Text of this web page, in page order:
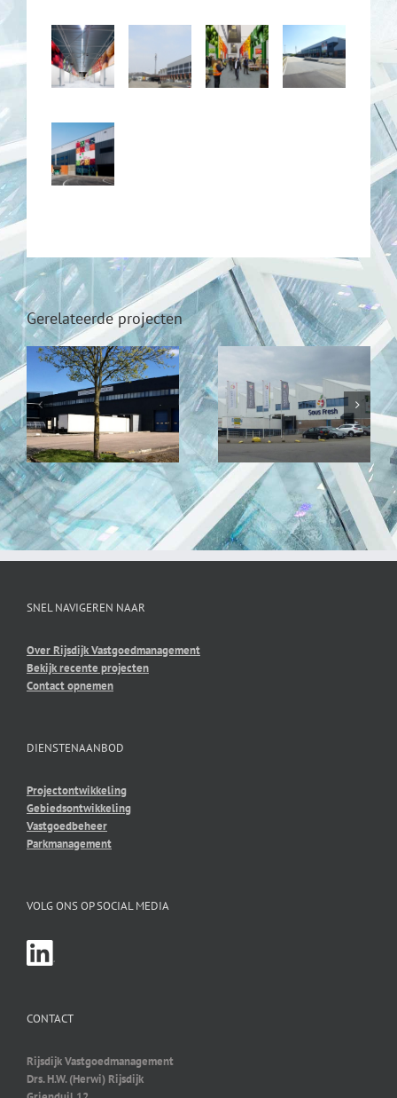
Gerelateerde projecten
BF Venlo
Beleggingen,
Venlo
ABC Westland
SNEL NAVIGEREN NAAR
Over Rijsdijk Vastgoedmanagement
Bekijk recente projecten
Contact opnemen
DIENSTENAANBOD
Projectontwikkeling
Gebiedsontwikkeling
Vastgoedbeheer
Parkmanagement
VOLG ONS OP SOCIAL MEDIA
CONTACT
Rijsdijk Vastgoedmanagement
Drs. H.W. (Herwi) Rijsdijk